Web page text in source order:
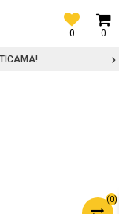
0
0
(0)